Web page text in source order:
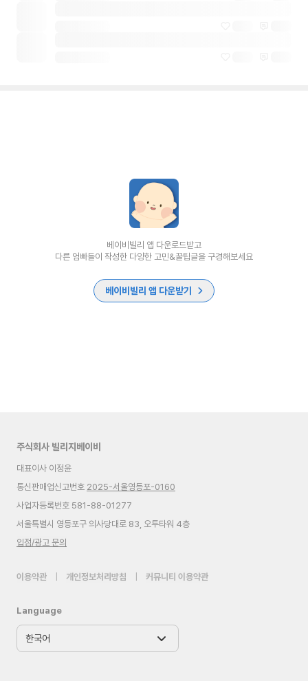
베이비빌리 앱 다운로드받고
다른 엄빠들이 작성한 다양한 고민&꿀팁글을 구경해보세요
베이비빌리 앱 다운받기
주식회사 빌리지베이비
대표이사 이정윤
통신판매업신고번호 2025-서울영등포-0160
사업자등록번호 581-88-01277
서울특별시 영등포구 의사당대로 83, 오투타워 4층
입점/광고 문의
이용약관 개인정보처리방침 커뮤니티 이용약관
Language